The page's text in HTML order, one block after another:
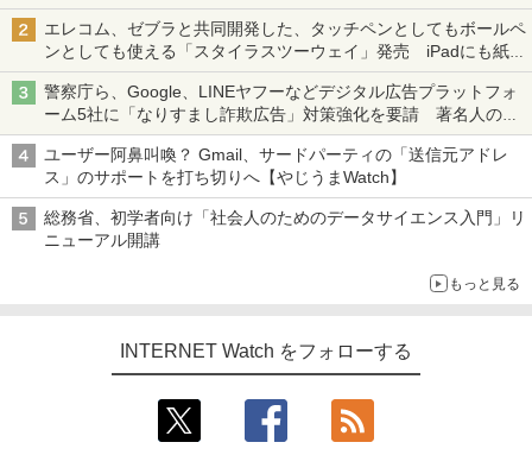
ち・ざ・ろーど！その14】【空いた時間でなにしてる？】
エレコム、ゼブラと共同開発した、タッチペンとしてもボールペ
ンとしても使える「スタイラスツーウェイ」発売 iPadにも紙に
も、持ち替えずに書き込める
警察庁ら、Google、LINEヤフーなどデジタル広告プラットフォ
ーム5社に「なりすまし詐欺広告」対策強化を要請 著名人の写
真や映像を使った投資詐欺などへの対策として
ユーザー阿鼻叫喚？ Gmail、サードパーティの「送信元アドレ
ス」のサポートを打ち切りへ【やじうまWatch】
総務省、初学者向け「社会人のためのデータサイエンス入門」リ
ニューアル開講
もっと見る
INTERNET Watch をフォローする